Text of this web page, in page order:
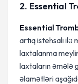
2. Essential
Essential
artıq istehsalı ilə
laxtalanma
laxtaların əmələ
əlamətləri